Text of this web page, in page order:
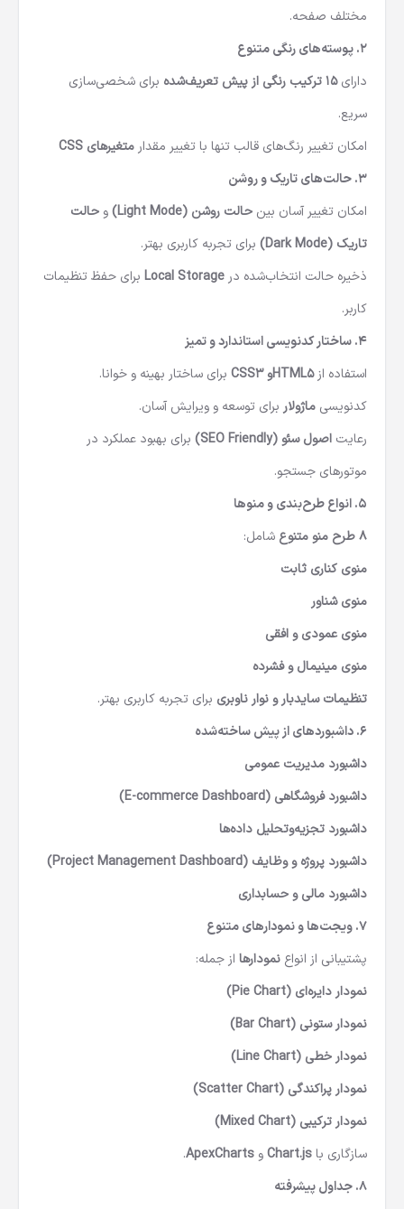
مختلف صفحه.
۲. پوسته‌های رنگی متنوع
دارای۱۵ ترکیب رنگی از پیش تعریف‌شده
برای شخصی‌سازی
سریع.
امکان تغییر رنگ‌های قالب تنها با تغییر مقدار متغیرهای CSS
۳. حالت‌های تاریک و روشن
امکان تغییر آسان بین حالت روشن (Light Mode) و حالت
تاریک (Dark Mode)
برای تجربه کاربری بهتر.
ذخیره حالت انتخاب‌شده در Local Storage برای حفظ تنظیمات
کاربر.
۴. ساختار کدنویسی استاندارد و تمیز
استفاده ازHTML5و CSS3
برای ساختار بهینه و خوانا.
کدنویسی ماژولار برای توسعه و ویرایش آسان.
رعایت اصول سئو (SEO Friendly)
برای بهبود عملکرد در
موتورهای جستجو.
۵. انواع طرح‌بندی و منوها
۸ طرح منو متنوع
شامل:
منوی کناری ثابت
منوی شناور
منوی عمودی و افقی
منوی مینیمال و فشرده
تنظیمات سایدبار و نوار ناوبری برای تجربه کاربری بهتر.
۶. داشبوردهای از پیش ساخته‌شده
داشبورد مدیریت عمومی
داشبورد فروشگاهی (E-commerce Dashboard)
داشبورد تجزیه‌وتحلیل داده‌ها
داشبورد پروژه و وظایف (Project Management Dashboard)
داشبورد مالی و حسابداری
۷. ویجت‌ها و نمودارهای متنوع
پشتیبانی از انواع نمودارها از جمله:
نمودار دایره‌ای (Pie Chart)
نمودار ستونی (Bar Chart)
نمودار خطی (Line Chart)
نمودار پراکندگی (Scatter Chart)
نمودار ترکیبی (Mixed Chart)
سازگاری باChart.jsو ApexCharts
.
۸. جداول پیشرفته